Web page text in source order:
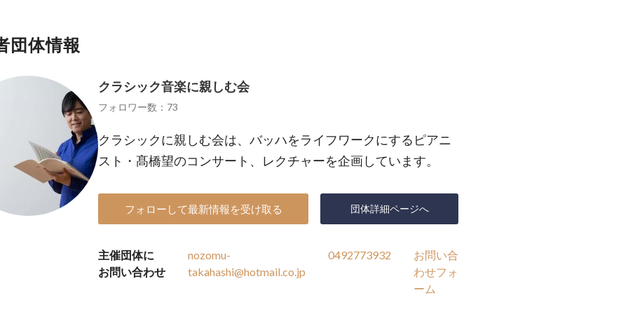
団体情報
クラシック音楽に親しむ会
フォロワー数：73
クラシックに親しむ会は、バッハをライフワークにするピアニ
スト・髙橋望のコンサート、レクチャーを企画しています。
フォローして最新情報を受け取る 団体詳細ページへ
主催団体に
お問い合わせ
nozomu-
takahashi@hotmail.co.jp
0492773932
お問い合
わせフォ
ーム